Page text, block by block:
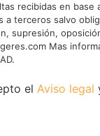
recibidas en
a terceros salvo
supresión,
Mas
el Aviso legal